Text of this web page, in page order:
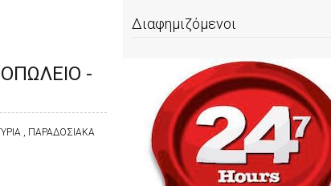
-
, ΠΑΡΑΔΟΣΙΑΚΑ
Διαφημιζόμενοι